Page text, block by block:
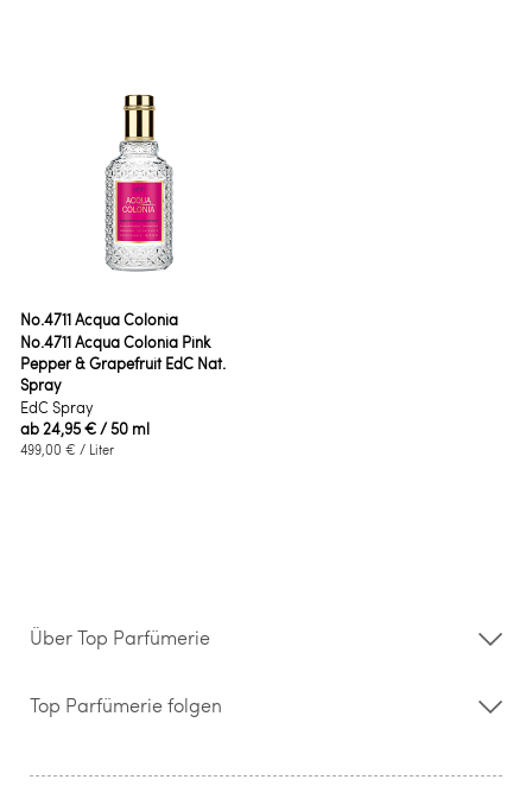
No.4711 Acqua Colonia
No.4711 Acqua Colonia Pink
Pepper & Grapefruit EdC Nat.
Spray
EdC Spray
ab24,95 €/ 50 ml
499,00 € / Liter
Über Top Parfümerie
Storefinder
Kontakt
Top Parfümerie folgen